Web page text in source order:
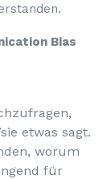
Bias
etwas sagt.
worum
für